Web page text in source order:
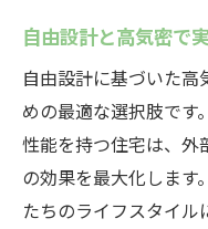
自由設計と高気密で
自由設計に基づいた
めの最適な選択肢です
性能を持つ住宅は、外
の効果を最大化します
たちのライフスタイ